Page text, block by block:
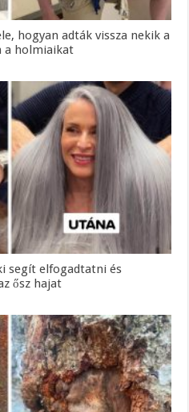
hogyan adták vissza nekik a
a holmiaikat
segít elfogadtatni és
ősz hajat